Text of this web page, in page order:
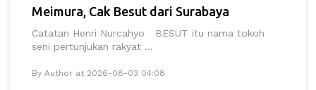
Meimura, Cak Besut dari Surabaya
Catatan Henri Nurcahyo BESUT itu nama tokoh
seni pertunjukan rakyat ...
By Author at 2026-08-03 04:08